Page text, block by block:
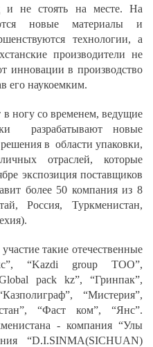
и не стоять на месте. На
новые материалы и
технологии, а
производители не
инновации в производство
его наукоемким.
в ногу со временем, ведущие
разрабатывают новые
в области упаковки,
отраслей, которые
экспозиция поставщиков
более 50 компания из 8
Россия, Туркменистан,
такие отечественные
“Kazdi group TOO”,
pack kz”, “Гринпак”,
“Мистерия”,
“Фаст ком”, “Янс”.
- компания “Улы
“D.I.SINMA(SICHUAN)